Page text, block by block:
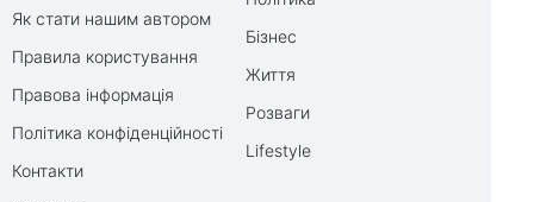
Як стати нашим автором
Правила користування
Правова інформація
Політика конфіденційності
Контакти
Бізнес
Життя
Розваги
Lifestyle